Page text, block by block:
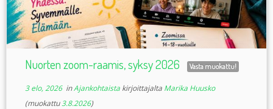
Nuorten zoom-raamis, syksy 2026 Vasta muokattu!
3 elo, 2026inAjankohtaista kirjoittajalta Marika Huusko
(muokattu3.8.2026)